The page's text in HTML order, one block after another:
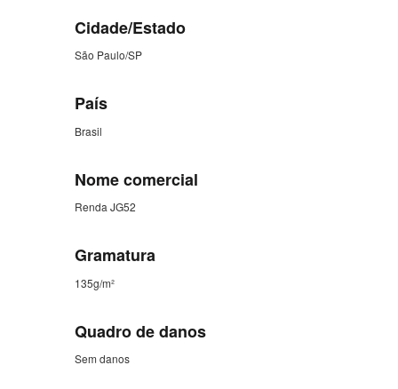
Cidade/Estado
São Paulo/SP
País
Brasil
Nome comercial
Renda JG52
Gramatura
135g/m²
Quadro de danos
Sem danos